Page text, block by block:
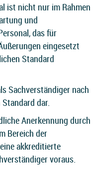
ist nicht nur im Rahmen
und
das für
eingesetzt
Standard
Sachverständiger nach
dar.
Anerkennung durch
Bereich der
akkreditierte
voraus.